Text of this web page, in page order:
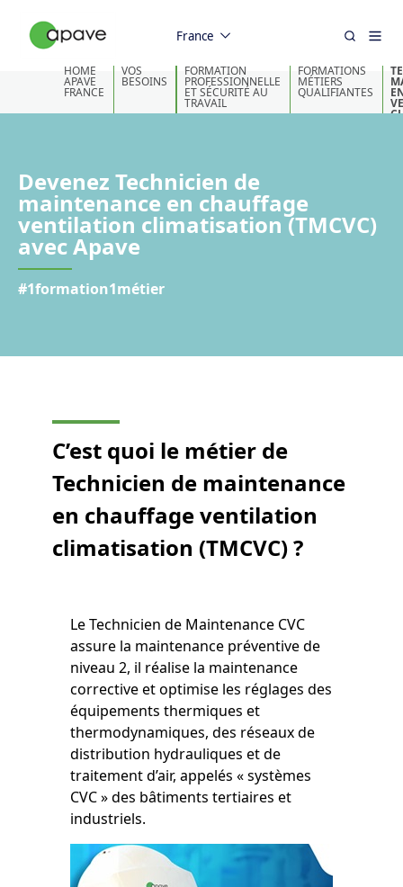
France
HOME
APAVE
FRANCE
VOS
BESOINS
FORMATION
PROFESSIONNELLE
ET SÉCURITÉ AU
TRAVAIL
FORMATIONS
MÉTIERS
QUALIFIANTES
Devenez Technicien de
maintenance en chauffage
ventilation climatisation (TMCVC)
avec Apave
#1formation1métier
C’est quoi le métier de
Technicien de maintenance
en chauffage ventilation
climatisation (TMCVC)?
Le Technicien de Maintenance CVC
assure la maintenance préventive de
niveau 2, il réalise la maintenance
corrective et optimise les réglages des
équipements thermiques et
thermodynamiques, des réseaux de
distribution hydrauliques et de
traitement d’air, appelés « systèmes
CVC » des bâtiments tertiaires et
industriels.